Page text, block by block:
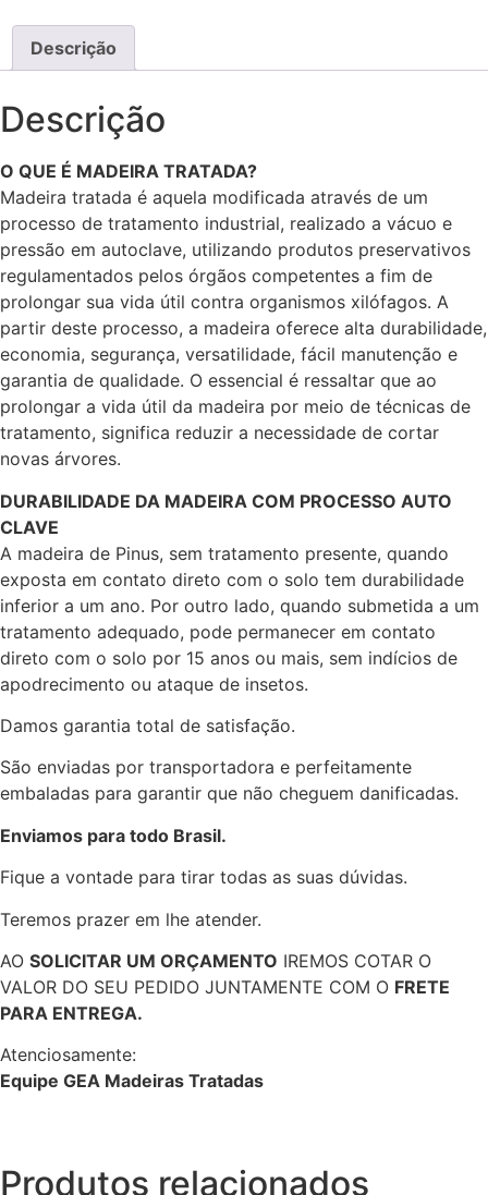
Descrição
Descrição
O QUE É MADEIRA TRATADA?
Madeira tratada é aquela modificada através de um
processo de tratamento industrial, realizado a vácuo e
pressão em autoclave, utilizando produtos preservativos
regulamentados pelos órgãos competentes a fim de
prolongar sua vida útil contra organismos xilófagos. A
partir deste processo, a madeira oferece alta durabilidade,
economia, segurança, versatilidade, fácil manutenção e
garantia de qualidade. O essencial é ressaltar que ao
prolongar a vida útil da madeira por meio de técnicas de
tratamento, significa reduzir a necessidade de cortar
novas árvores.
DURABILIDADE DA MADEIRA COM PROCESSO AUTO
CLAVE
A madeira de Pinus, sem tratamento presente, quando
exposta em contato direto com o solo tem durabilidade
inferior a um ano. Por outro lado, quando submetida a um
tratamento adequado, pode permanecer em contato
direto com o solo por 15 anos ou mais, sem indícios de
apodrecimento ou ataque de insetos.
Damos garantia total de satisfação.
São enviadas por transportadora e perfeitamente
embaladas para garantir que não cheguem danificadas.
Enviamos para todo Brasil.
Fique a vontade para tirar todas as suas dúvidas.
Teremos prazer em lhe atender.
AO SOLICITAR UM ORÇAMENTO IREMOS COTAR O
VALOR DO SEU PEDIDO JUNTAMENTE COM O FRETE
PARA ENTREGA.
Atenciosamente:
Equipe GEA Madeiras Tratadas
Produtos relacionados